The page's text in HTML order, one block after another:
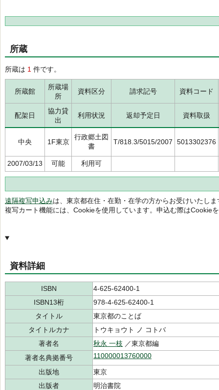
所蔵
所蔵は 1 件です。
所蔵館
所蔵場
所
資料区分 請求記号 資料コード
配架日
協力貸
出
利用状況 返却予定日 資料取扱
中央 1F東京
行政郷土図
書
T/818.3/5015/2007 5013302376
2007/03/13 可能 利用可
遠隔複写申込みは、東京都在住・在勤・在学の方からお受けいたしま
複写カート機能には、Cookieを使用しています。申込む際はCookie
資料詳細
ISBN
4-625-62400-1
ISBN13桁
978-4-625-62400-1
タイトル
東京都のことば
タイトルカナ
トウキョウト ノ コトバ
著者名
秋永 一枝 ／東京都編
著者名典拠番号
110000013760000
出版地
東京
出版者
明治書院